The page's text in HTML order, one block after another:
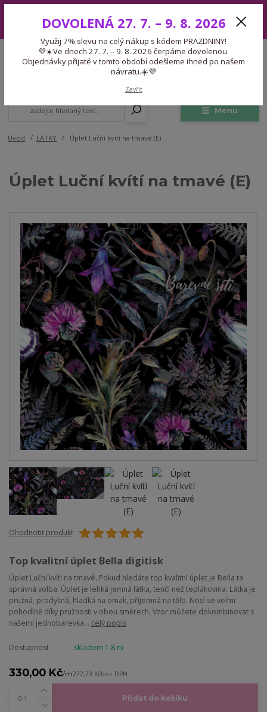
7. – 9. 8. 2026 čerpáme dovolenou. Objednávky přijaté v tomto období
odešleme ihned po našem návratu.☀️💜
Menu
CZK
Expedice 775 866 913
Po-Čt 9-15:30 Pá 9-14:30 Pauza 13-13:45
Úvod LÁTKY Úplet Luční kvítí na tmavé (E)
Úplet Luční kvítí na tmavé (E)
Ohodnotit produkt
Top kvalitní úplet Bella digitisk
Úplet Luční kvítí na tmavé. Pokud hledáte top kvalitní úplet je Bella ta
správná volba. Úplet je lehká jemná látka, tenčí než teplákovina. Látka je
pružná, prodyšná, hladká na omak, příjemná na tělo. Nosí se velmi
pohodlně díky pružnosti v obou směrech. Vzor můžete dokombinovat s
našemi jednobarevka... celý popis
Dostupnost skladem 1.8 m
330,00 Kč/m272,73 Kčbez DPH
Přidat do košíku
DOVOLENÁ 27. 7. – 9. 8. 2026
Využij 7% slevu na celý nákup s kódem PRAZDNINY!
💜☀️Ve dnech 27. 7. – 9. 8. 2026 čerpáme dovolenou.
Objednávky přijaté v tomto období odešleme ihned po našem
návratu.☀️💜
Zavřít